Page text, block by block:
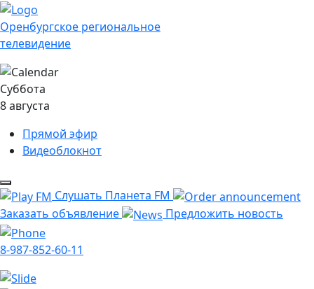
Оренбургское региональное
телевидение
Суббота
8 августа
Прямой эфир
Видеоблокнот
Слушать Планета FM
Заказать объявление
Предложить новость
8-987-852-60-11